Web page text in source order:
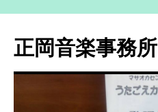
テ
ン
正岡音楽事務所